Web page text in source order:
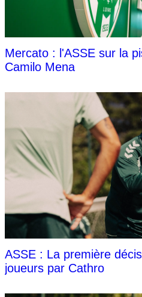
Mercato : l'ASSE sur la
Camilo Mena
ASSE : La première
joueurs par Cathro